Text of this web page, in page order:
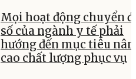
Mọi hoạt động chuyển
số của ngành y tế phải
hướng đến mục tiêu
cao chất lượng phục vụ